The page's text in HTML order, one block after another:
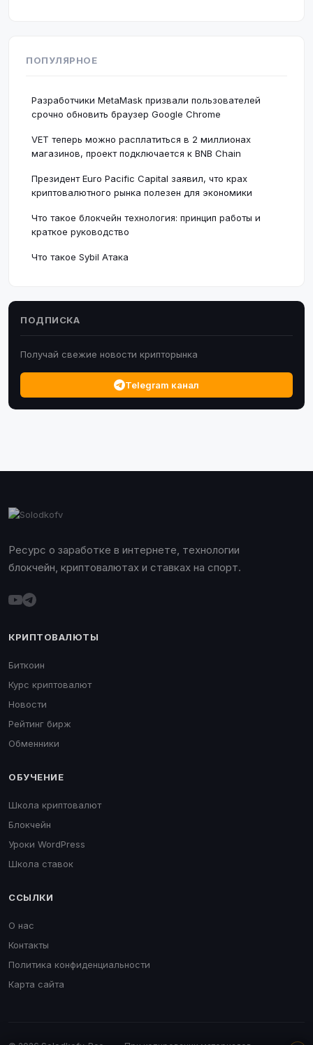
ПОПУЛЯРНОЕ
Разработчики MetaMask призвали пользователей
срочно обновить браузер Google Chrome
VET теперь можно расплатиться в 2 миллионах
магазинов, проект подключается к BNB Chain
Президент Euro Pacific Capital заявил, что крах
криптовалютного рынка полезен для экономики
Что такое блокчейн технология: принцип работы и
краткое руководство
Что такое Sybil Атака
ПОДПИСКА
Получай свежие новости крипторынка
Telegram канал
Ресурс о заработке в интернете, технологии
блокчейн, криптовалютах и ставках на спорт.
КРИПТОВАЛЮТЫ
Биткоин
Курс криптовалют
Новости
Рейтинг бирж
Обменники
ОБУЧЕНИЕ
Школа криптовалют
Блокчейн
Уроки WordPress
Школа ставок
ССЫЛКИ
О нас
Контакты
Политика конфиденциальности
Карта сайта